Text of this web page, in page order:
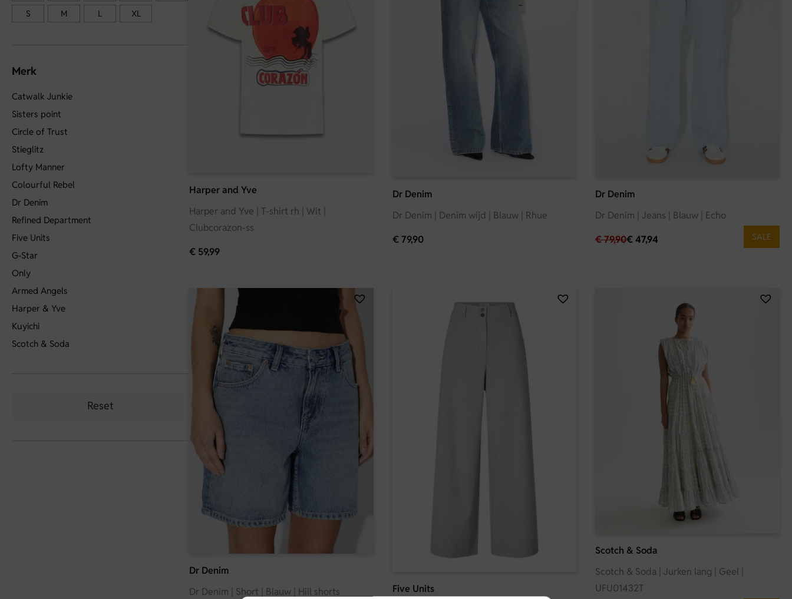
S
M L XL
Merk
Catwalk Junkie
Sisters point
Circle of Trust
Stieglitz
Lofty Manner
Colourful Rebel
Dr Denim
Refined Department
Five Units
G-Star
Only
Armed Angels
Harper & Yve
Kuyichi
Scotch & Soda
Reset
Harper and Yve
Harper and Yve | T-shirt rh | Wit |
Clubcorazon-ss
€ 59,99
Dr Denim
Dr Denim | Denim wijd | Blauw | Rhue
€ 79,90
Dr Denim
SALE
Dr Denim | Jeans | Blauw | Echo
€79,90€ 47,94
Dr Denim
Dr Denim | Short | Blauw | Hill shorts
Five Units
Scotch & Soda
Scotch & Soda | Jurken lang | Geel |
UFU01432T